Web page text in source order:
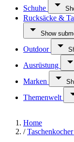
Schuhe
Rucksäcke &
Show
Outdoor
Ausrüstung
Marken
Themenwelt
Home
/